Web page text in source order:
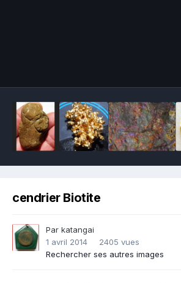
cendrier Biotite
Par katangai
1 avril 2014
2405 vues
Rechercher ses autres images